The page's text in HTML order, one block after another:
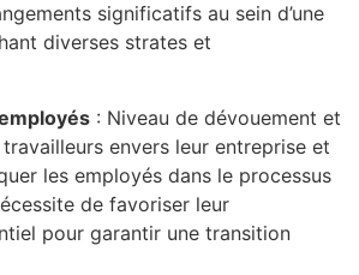
significatifs au sein d’une
diverses strates et
: Niveau de dévouement et
envers leur entreprise et
les employés dans le processus
de favoriser leur
pour garantir une transition